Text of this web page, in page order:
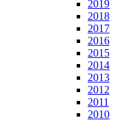
2019
2018
2017
2016
2015
2014
2013
2012
2011
2010